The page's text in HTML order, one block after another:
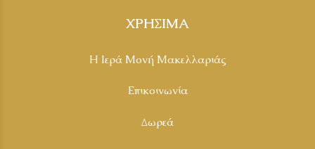
ΧΡΗΣΙΜΑ
Η Ιερά Μονή Μακελλαριάς
Επικοινωνία
Δωρεά